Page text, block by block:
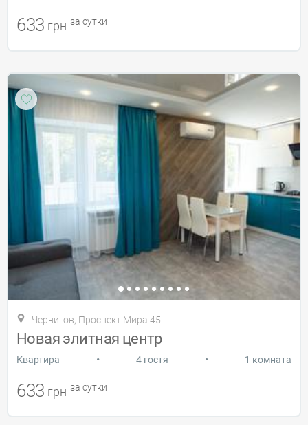
633 грн за сутки
Чернигов, Проспект Мира 45
Новая элитная центр
Квартира • 4 гостя • 1 комната
633 грн за сутки